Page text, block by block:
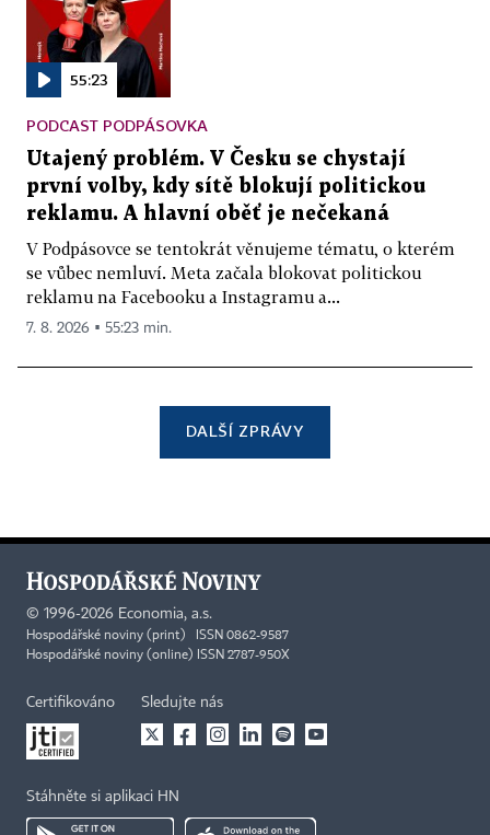
55:23
PODCAST PODPÁSOVKA
Utajený problém. V Česku se chystají
první volby, kdy sítě blokují politickou
reklamu. A hlavní oběť je nečekaná
V Podpásovce se tentokrát věnujeme tématu, o kterém
se vůbec nemluví. Meta začala blokovat politickou
reklamu na Facebooku a Instagramu a...
7. 8. 2026 ▪ 55:23 min.
DALŠÍ ZPRÁVY
© 1996-2026 Economia, a.s.
Hospodářské noviny (print) ISSN 0862-9587
Hospodářské noviny (online) ISSN 2787-950X
Certifikováno Sledujte nás
Stáhněte si aplikaci HN